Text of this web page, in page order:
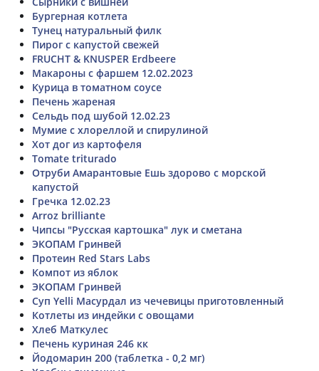
Бургерная котлета
Тунец натуральный филк
Пирог с капустой свежей
FRUCHT & KNUSPER Erdbeere
Макароны с фаршем 12.02.2023
Курица в томатном соусе
Печень жареная
Сельдь под шубой 12.02.23
Мумие с хлореллой и спирулиной
Хот дог из картофеля
Tomate triturado
Отруби Амарантовые Ешь здорово с морской
капустой
Гречка 12.02.23
Arroz brilliante
Чипсы "Русская картошка" лук и сметана
ЭКОПАМ Гринвей
Протеин Red Stars Labs
Компот из яблок
ЭКОПАМ Гринвей
Суп Yelli Масурдал из чечевицы приготовленный
Котлеты из индейки с овощами
Хлеб Маткулес
Печень куриная 246 кк
Йодомарин 200 (таблетка - 0,2 мг)